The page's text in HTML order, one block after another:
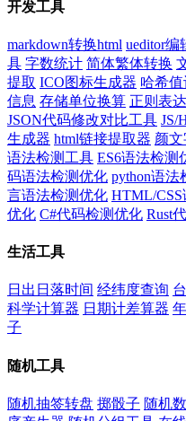
开发工具
markdown转换html ueditor编
具 字数统计 简体繁体转换
提取 ICO图标生成器 哈希
信息 存储单位换算 正则表
JSON代码修改对比工具 JS/
生成器 html链接提取器 颜
语法检测工具 ES6语法检测
码语法检测优化 python语法
言语法检测优化 HTML/
优化 C#代码检测优化 Rust
生活工具
日出日落时间 经纬度查询
科学计算器 日期计差算器
子
随机工具
随机抽签转盘 掷骰子 随机